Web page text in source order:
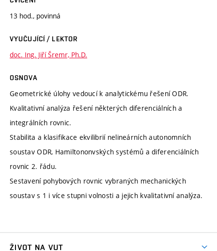
13 hod., povinná
VYUČUJÍCÍ / LEKTOR
doc. Ing. Jiří Šremr, Ph.D.
OSNOVA
Geometrické úlohy vedoucí k analytickému řešení ODR.
Kvalitativní analýza řešení některých diferenciálních a
integrálních rovnic.
Stabilita a klasifikace ekvilibrií nelineárních autonomních
soustav ODR, Hamiltononvských systémů a diferenciálních
rovnic 2. řádu.
Sestavení pohybových rovnic vybraných mechanických
soustav s 1 i více stupni volnosti a jejich kvalitativní analýza.
ŽIVOT NA VUT